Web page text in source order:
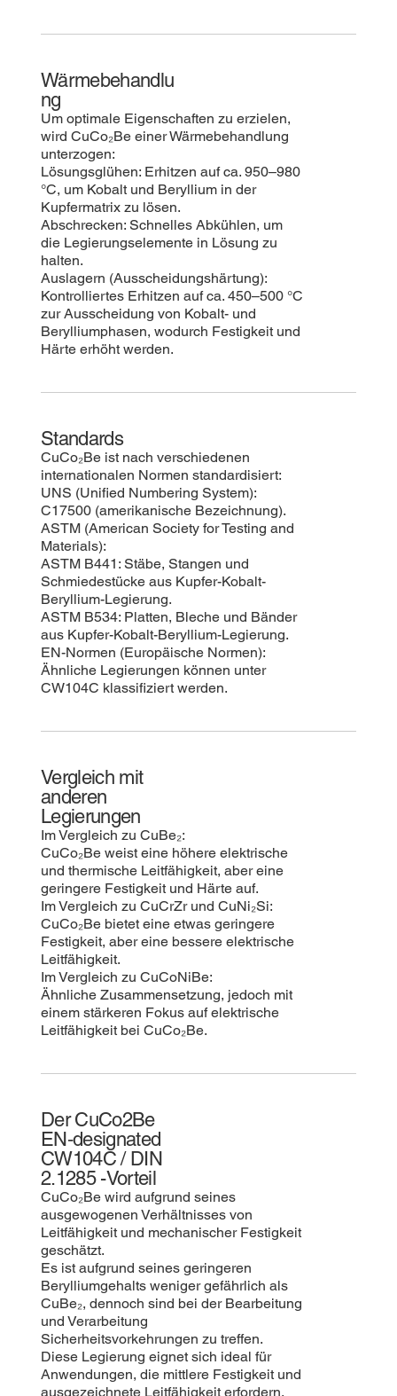
Wärmebehandlu
ng
Um optimale Eigenschaften zu erzielen,
wird CuCo₂Be einer Wärmebehandlung
unterzogen:
Lösungsglühen: Erhitzen auf ca. 950–980
°C, um Kobalt und Beryllium in der
Kupfermatrix zu lösen.
Abschrecken: Schnelles Abkühlen, um
die Legierungselemente in Lösung zu
halten.
Auslagern (Ausscheidungshärtung):
Kontrolliertes Erhitzen auf ca. 450–500 °C
zur Ausscheidung von Kobalt- und
Berylliumphasen, wodurch Festigkeit und
Härte erhöht werden.
Standards
CuCo₂Be ist nach verschiedenen
internationalen Normen standardisiert:
UNS (Unified Numbering System):
C17500 (amerikanische Bezeichnung).
ASTM (American Society for Testing and
Materials):
ASTM B441: Stäbe, Stangen und
Schmiedestücke aus Kupfer-Kobalt-
Beryllium-Legierung.
ASTM B534: Platten, Bleche und Bänder
aus Kupfer-Kobalt-Beryllium-Legierung.
EN-Normen (Europäische Normen):
Ähnliche Legierungen können unter
CW104C klassifiziert werden.
Vergleich mit
anderen
Legierungen
Im Vergleich zu CuBe₂:
CuCo₂Be weist eine höhere elektrische
und thermische Leitfähigkeit, aber eine
geringere Festigkeit und Härte auf.
Im Vergleich zu CuCrZr und CuNi₂Si:
CuCo₂Be bietet eine etwas geringere
Festigkeit, aber eine bessere elektrische
Leitfähigkeit.
Im Vergleich zu CuCoNiBe:
Ähnliche Zusammensetzung, jedoch mit
einem stärkeren Fokus auf elektrische
Leitfähigkeit bei CuCo₂Be.
Der CuCo2Be
EN‑designated
CW104C / DIN
2.1285 -Vorteil
CuCo₂Be wird aufgrund seines
ausgewogenen Verhältnisses von
Leitfähigkeit und mechanischer Festigkeit
geschätzt.
Es ist aufgrund seines geringeren
Berylliumgehalts weniger gefährlich als
CuBe₂, dennoch sind bei der Bearbeitung
und Verarbeitung
Sicherheitsvorkehrungen zu treffen.
Diese Legierung eignet sich ideal für
Anwendungen, die mittlere Festigkeit und
ausgezeichnete Leitfähigkeit erfordern,